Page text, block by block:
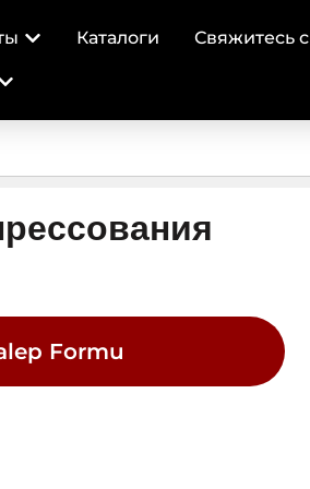
Каталоги Свяжитесь с
Formu